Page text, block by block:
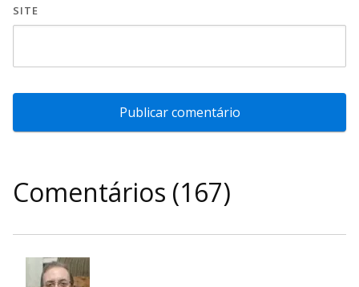
SITE
Comentários (167)